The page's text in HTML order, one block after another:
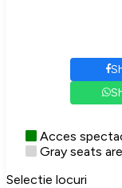
Acces
Gray seats
Selectie locuri